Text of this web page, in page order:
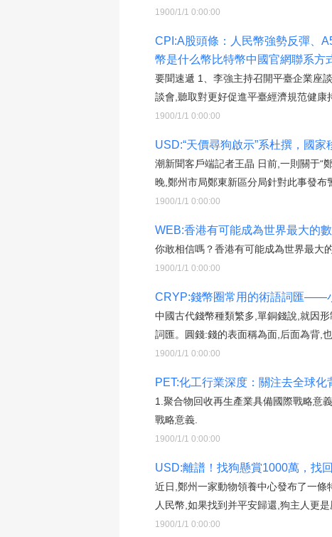
1900/1/1 0:00:00
CPI:A股頭條：人民幣強勢反彈、
幣是什么幣比特幣中國官網聯系方
要聞速遞 1、李強主持召開平臺企業座
談會,聽取對更好促進平臺經濟規范健康
1900/1/1 0:00:00
USD:“天價尋狗啟示”系杜撰，國
潮新聞客戶端記者王晶 日前,一則關于“
晚,鄭州市局鄭東新區分局針對此事發布
1900/1/1 0:00:00
WEB:香港有可能成為世界最大的
你敢相信嗎？香港有可能成為世界最大
1900/1/1 0:00:00
CRYP:錢幣圈常用的術語詞匯——
中國古代錢幣種類繁多,單銅錢說,就因
詞匯。圓錢:錢的表面稱為面,后面為背,也
1900/1/1 0:00:00
PET:化工行業深度：關注去全球
1.聚合物回收再生產業具備國際戰略意
戰略意義.
1900/1/1 0:00:00
USD:離譜！找狗懸賞1000萬，找
近日,鄭州一家動物領養中心發布了一
人民幣,如果找到并平安歸還,狗主人更
1900/1/1 0:00:00